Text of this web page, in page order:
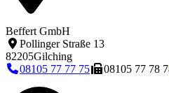
Beffert GmbH
Pollinger Straße 13
82205Gilching
08105 77 77 75
08105 77 78